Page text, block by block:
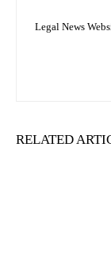
Legal News
RELATED